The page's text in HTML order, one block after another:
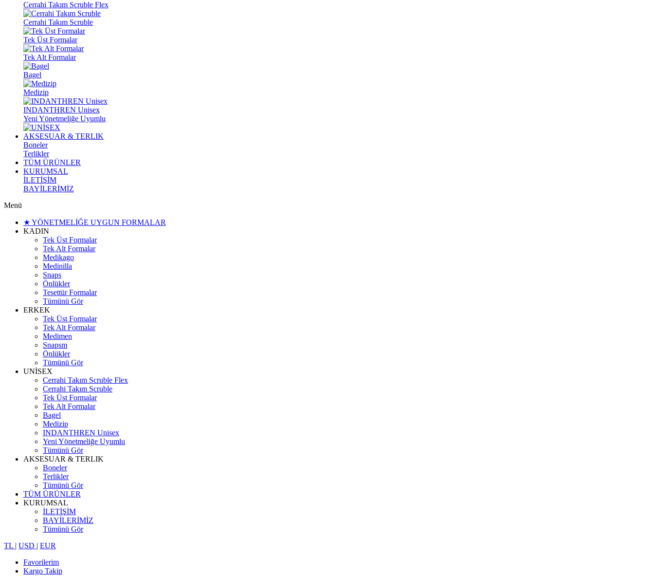
Cerrahi Takım Scruble Flex
Cerrahi Takım Scruble
Tek Üst Formalar
Tek Alt Formalar
Bagel
Medizip
INDANTHREN Unisex
Yeni Yönetmeliğe Uyumlu
AKSESUAR & TERLIK
Boneler
Terlikler
TÜM ÜRÜNLER
KURUMSAL
İLETİŞİM
BAYİLERİMİZ
Menü
★ YÖNETMELİĞE UYGUN FORMALAR
KADIN
Tek Üst Formalar
Tek Alt Formalar
Medikago
Medinilla
Snaps
Önlükler
Tesettür Formalar
Tümünü Gör
ERKEK
Tek Üst Formalar
Tek Alt Formalar
Medimen
Snapsm
Önlükler
Tümünü Gör
UNİSEX
Cerrahi Takım Scruble Flex
Cerrahi Takım Scruble
Tek Üst Formalar
Tek Alt Formalar
Bagel
Medizip
INDANTHREN Unisex
Yeni Yönetmeliğe Uyumlu
Tümünü Gör
AKSESUAR & TERLIK
Boneler
Terlikler
Tümünü Gör
TÜM ÜRÜNLER
KURUMSAL
İLETİŞİM
BAYİLERİMİZ
Tümünü Gör
TL | USD | EUR
Favorilerim
Kargo Takip